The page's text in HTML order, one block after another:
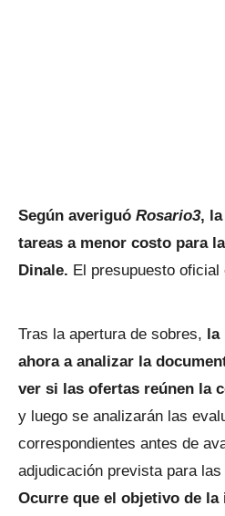
Según averiguó Rosario3,
tareas a menor costo para
Dinale. El presupuesto oficial
Tras la apertura de sobres, la
ahora a analizar la
ver si las ofertas reúnen la
y luego se analizarán las
correspondientes antes de
adjudicación prevista para
Ocurre que el objetivo de la